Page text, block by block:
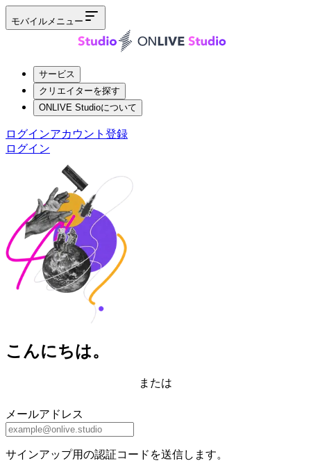
モバイルメニュー
サービス
クリエイターを探す
ONLIVE Studioについて
ログインアカウント登録
ログイン
こんにちは。
または
メールアドレス
サインアップ用の認証コードを送信します。